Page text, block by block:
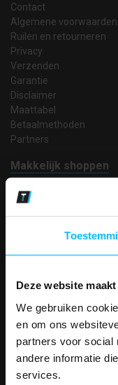
Deze website
We gebruiken
en om ons
partners voor social
andere informatie
services.
Contact
Algemene voorwaarden
Ruilen en retourneren
Privacy
Verzenden
Garantie
Disclaimer
Maattabel
Betaalmethoden
Partners
Makkelijk shoppen
Bedruk- en
Betaalwijze
Contact
TEACO VOF